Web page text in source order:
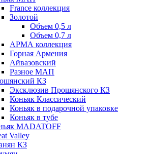
France коллекция
Золотой
Объем 0,5 л
Объем 0,7 л
АРМА коллекция
Горная Армения
Айвазовский
Разное МАП
КЗ
Эксклюзив Прошянского КЗ
Коньяк Классический
Коньяк в подарочной упаковке
Коньяк в тубе
MADATOFF
Valley
КЗ